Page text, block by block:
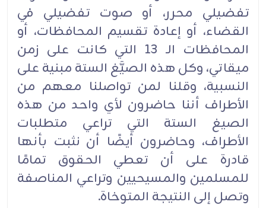
تفضيلي محرر، أو صوت تفضيلي في
القضاء، أو إعادة تقسيم المحافظات، أو
المحافظات الـ 13 التي كانت على زمن
ميقاتي، وكل هذه الصيَّغ الستة مبنية على
النسبية، وقلنا لمن تواصلنا معهم من
الأطراف أننا حاضرون لأي واحد من هذه
الصيغ الستة التي تراعي متطلبات
الأطراف، وحاضرون أيضًا أن نثبت بأنها
قادرة على أن تعطي الحقوق تمامًا
للمسلمين والمسيحيين وتراعي المناصفة
وتصل إلى النتيجة المتوخاة.